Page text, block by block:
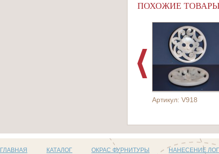
ПОХОЖИЕ
Артикул: V918
ГЛАВНАЯ КАТАЛОГ ОКРАС ФУРНИТУРЫ НАНЕСЕНИЕ